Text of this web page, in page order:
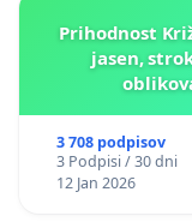
Prihodnost
jasen,
3 708 podpisov
3 Podpisi / 30 dni
12 Jan 2026